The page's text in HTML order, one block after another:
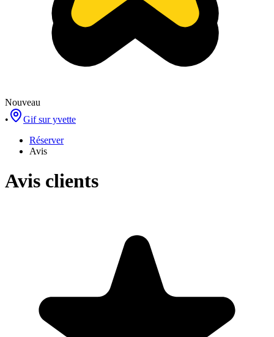
Nouveau
•
Gif sur yvette
Réserver
Avis
Avis clients